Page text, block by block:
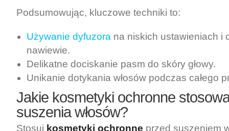
Podsumowując, kluczowe techniki to:
Używanie dyfuzora na niskich ustawieniach i
nawiewie.
Delikatne dociskanie pasm do skóry głowy.
Unikanie dotykania włosów podczas całego
Jakie kosmetyki ochronne
suszenia włosów?
Stosuj kosmetyki ochronne przed suszeniem